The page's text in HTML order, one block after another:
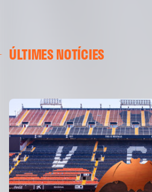
ÚLTIMES NOTÍCIES
ENTRENAMENT DEL